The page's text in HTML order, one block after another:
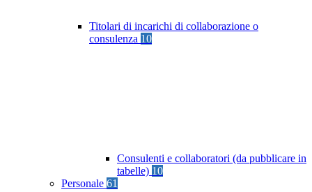
Titolari di incarichi di collaborazione o
consulenza 10
Consulenti e collaboratori (da pubblicare in
tabelle) 10
Personale 61